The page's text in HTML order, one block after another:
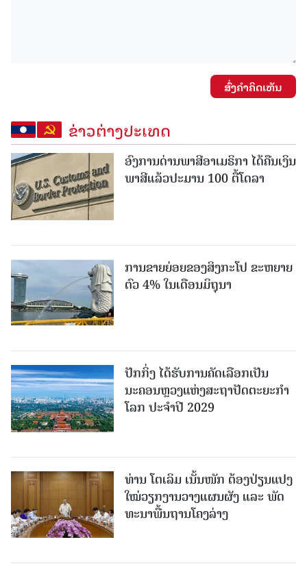
ສົ່ງຄໍາຄິດເຫັນ
ຂ່າວຕ່າງປະເທດ
ອົງການດ່ານພາສີອາເມຣິກາ ໄດ້ຄືນເງິນ
ພາສີແລ້ວປະມານ 100 ຕື້ໂດລາ
ການຂາຍຍ່ອຍຂອງສິງກະໂປ ຂະຫຍາຍ
ຕົວ 4% ໃນເດືອນມິຖຸນາ
ປັກກິ່ງ ໄດ້ຮັບການຄັດເລືອກເປັນ
ນະຄອນຫຼວງແຫ່ງສະຖາປັດຕະຍະກຳ
ໂລກ ປະຈຳປີ 2029
ທ່ານ ໂຕ​ເລິມ ເນັ້ນໜັກ ຕ້ອງ​ປ່ຽນ​ແປງ​
ໃໝ່​ວຽກ​ງານ​ວາງ​ແຜນ​ຜັງ ແລະ ​ພັດ​
ທະ​ນາ​ພື້ນ​ຖານ​ໂຄງ​ລ່າງ